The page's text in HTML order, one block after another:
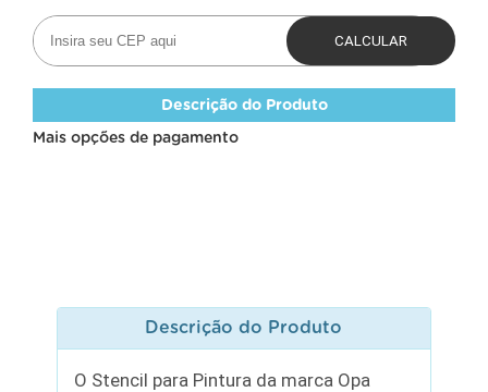
Descrição do Produto
Mais opções de pagamento
Descrição do Produto
O Stencil para Pintura da marca Opa